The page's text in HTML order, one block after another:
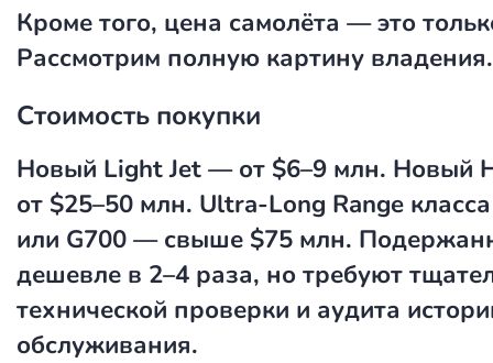
Кроме того, цена самолёта — это
Рассмотрим полную картину владения.
Стоимость покупки
Новый Light Jet — от $6–9 млн. Новый
от $25–50 млн. Ultra-Long Range
или G700 — свыше $75 млн.
дешевле в 2–4 раза, но требуют
технической проверки и аудита
обслуживания.